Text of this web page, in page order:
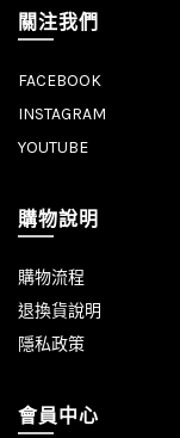
關注我們
FACEBOOK
INSTAGRAM
YOUTUBE
購物說明
購物流程
退換貨說明
隱私政策
會員中心